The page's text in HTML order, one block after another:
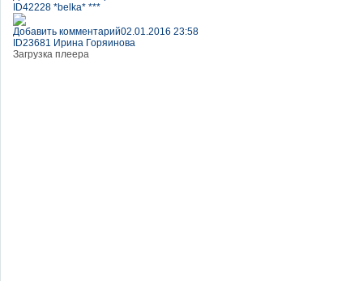
ID42228 *belka* ***
Добавить комментарий02.01.2016 23:58
ID23681 Ирина Горяинова
Загрузка плеера